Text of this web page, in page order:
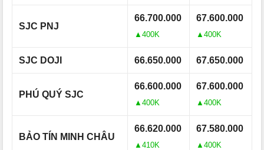
SJC PNJ
66.700.000
▲400K
67.600.000
▲400K
SJC DOJI 66.650.000 67.650.000
PHÚ QUÝ SJC
66.600.000
▲400K
67.600.000
▲400K
BẢO TÍN MINH CHÂU
66.620.000
▲410K
67.580.000
▲400K